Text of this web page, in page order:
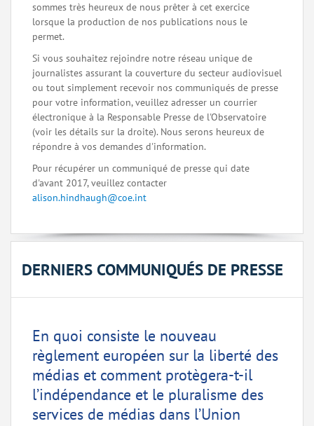
sommes très heureux de nous prêter à cet exercice
lorsque la production de nos publications nous le
permet.
Si vous souhaitez rejoindre notre réseau unique de
journalistes assurant la couverture du secteur audiovisuel
ou tout simplement recevoir nos communiqués de presse
pour votre information, veuillez adresser un courrier
électronique à la Responsable Presse de l'Observatoire
(voir les détails sur la droite). Nous serons heureux de
répondre à vos demandes d'information.
Pour récupérer un communiqué de presse qui date
d'avant 2017, veuillez contacter
alison.hindhaugh@coe.int
DERNIERS COMMUNIQUÉS DE PRESSE
En quoi consiste le nouveau
règlement européen sur la liberté des
médias et comment protègera-t-il
l’indépendance et le pluralisme des
services de médias dans l’Union